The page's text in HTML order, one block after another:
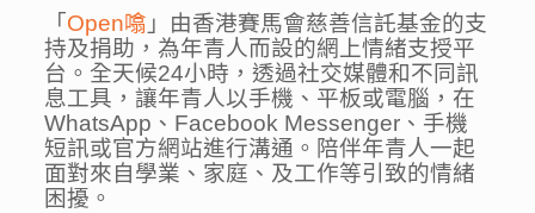
「 Open噏 」由香港賽馬會慈善信託基金的支
持及捐助，為年青人而設的網上情緒支授平
台。全天候24小時，透過社交媒體和不同訊
息工具，讓年青人以手機、平板或電腦，在
WhatsApp、Facebook Messenger、手機
短訊或官方網站進行溝通。陪伴年青人一起
面對來自學業、家庭、及工作等引致的情緒
困擾。